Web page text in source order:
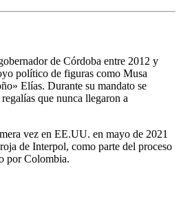
de Córdoba entre 2012 y
político de figuras como Musa
Elías. Durante su mandato se
que nunca llegaron a
vez en EE.UU. en mayo de 2021
de Interpol, como parte del proceso
por Colombia.